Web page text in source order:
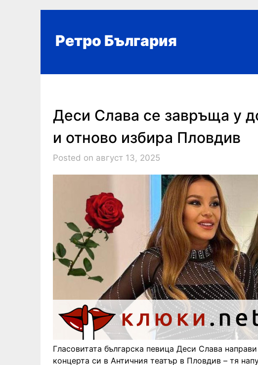
Ретро България
Деси Слава се завръща у
и отново избира Пловдив
Posted on август 13, 2025
Гласовитата българска певица Деси Слава
концерта си в Античния театър в Пловдив – тя